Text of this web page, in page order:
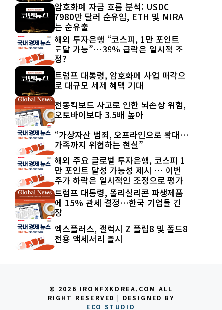
암호화폐 자금 흐름 분석: USDC
7980만 달러 순유입, ETH 및 MIRA
는 순유출
해외 투자은행 “코스피, 1만 포인트
도달 가능”…39% 급락은 일시적 조
정?
트럼프 대통령, 암호화폐 사업 매각으
로 대규모 세제 혜택 기대
전동킥보드 사고로 인한 뇌손상 위험,
오토바이보다 3.5배 높아
“가상자산 범죄, 오프라인으로 확대…
가족까지 위협하는 현실”
해외 주요 글로벌 투자은행, 코스피 1
만 포인트 달성 가능성 제시 … 이번
주가 하락은 일시적인 조정으로 평가
트럼프 대통령, 폴리실리콘 파생제품
에 15% 관세 결정…한국 기업들 긴
장
엑스플러스, 갤럭시 Z 플립8 및 폴드8
전용 액세서리 출시
© 2026 IRONFXKOREA.COM ALL
RIGHT RESERVED | DESIGNED BY
ECO STUDIO